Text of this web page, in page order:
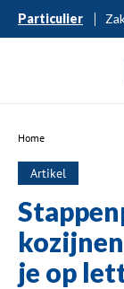
Particulier
Home
Artikel
je op